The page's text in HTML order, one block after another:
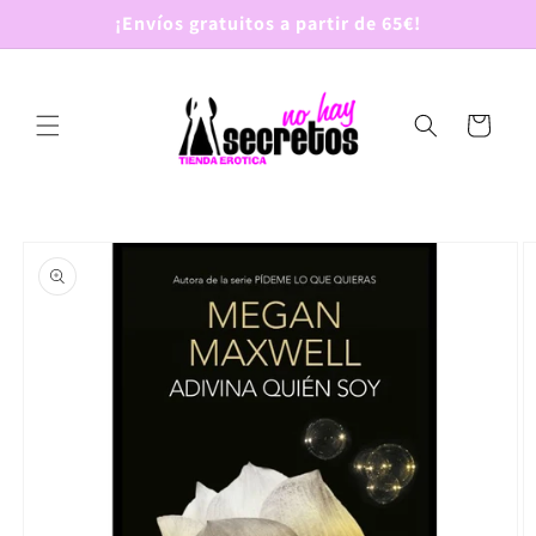
directamente
al contenido
¡Envíos gratuitos a partir de 65€!
Carrito
directamente
a la
información